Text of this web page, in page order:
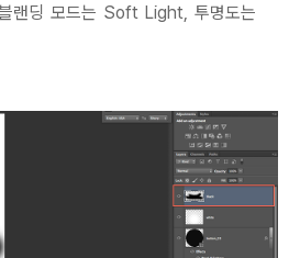
랜딩 모드는 Soft Light, 투명도는